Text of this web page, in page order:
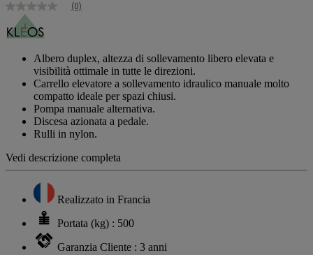
Nessuna
valutazione
Stesso
pagina.
(0)
Albero duplex, altezza di sollevamento libero elevata e
visibilità ottimale in tutte le direzioni.
Carrello elevatore a sollevamento idraulico manuale molto
compatto ideale per spazi chiusi.
Pompa manuale alternativa.
Discesa azionata a pedale.
Rulli in nylon.
Vedi descrizione completa
Realizzato in Francia
Portata (kg) : 500
Garanzia Cliente : 3 anni